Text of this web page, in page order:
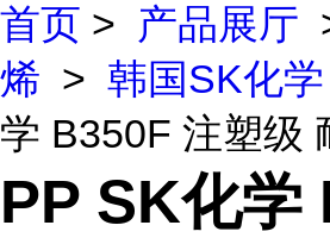
首页 > 产品展厅
烯 > 韩国SK化学
学 B350F 注塑级
PP SK化学